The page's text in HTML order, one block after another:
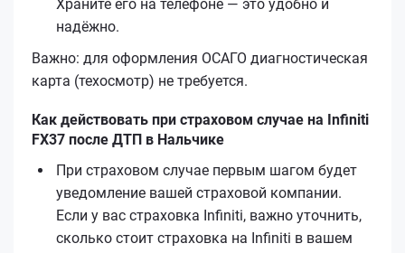
Храните его на телефоне — это удобно и
надёжно.
Важно: для оформления ОСАГО диагностическая
карта (техосмотр) не требуется.
Как действовать при страховом случае на Infiniti
FX37 после ДТП в Нальчике
При страховом случае первым шагом будет
уведомление вашей страховой компании.
Если у вас страховка Infiniti, важно уточнить,
сколько стоит страховка на Infiniti в вашем